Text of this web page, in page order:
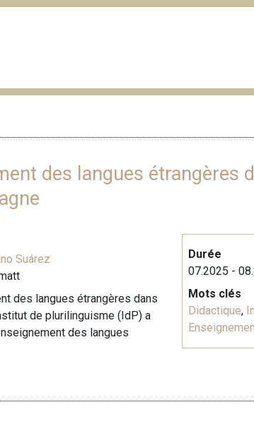
des langues étrangères
Suárez
des langues étrangères dans
de plurilinguisme (IdP) a
des langues
Durée
07.2025 -
Mots clés
Didactique,